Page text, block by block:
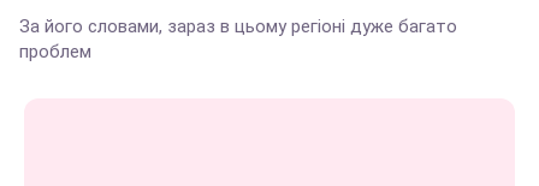
За його словами, зараз в цьому регіоні дуже багато
проблем